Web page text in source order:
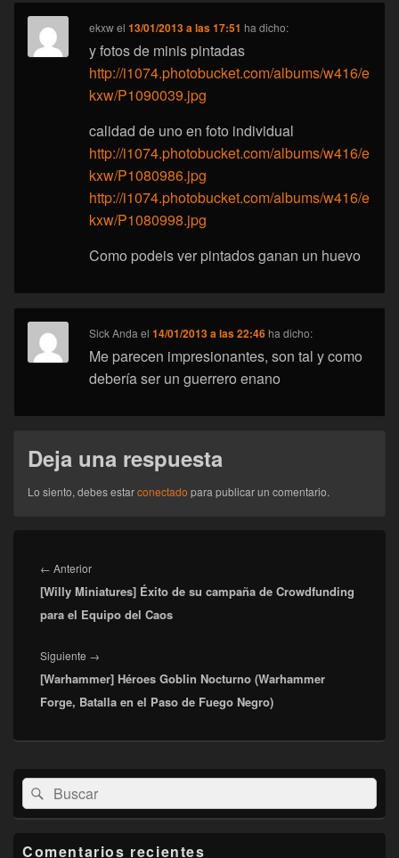
ekxwel13/01/2013 a las 17:51 ha dicho:
y fotos de minis pintadas
http://i1074.photobucket.com/albums/w416/e
kxw/P1090039.jpg
calidad de uno en foto individual
http://i1074.photobucket.com/albums/w416/e
kxw/P1080986.jpg
http://i1074.photobucket.com/albums/w416/e
kxw/P1080998.jpg
Como podeis ver pintados ganan un huevo
Sick Anda el14/01/2013 a las 22:46 ha dicho:
Me parecen impresionantes, son tal y como
debería ser un guerrero enano
Deja una respuesta
Lo siento, debes estarconectado para publicar un comentario.
de
entradas
← AnteriorEntrada
anterior:
[Willy Miniatures] Éxito de su campaña de Crowdfunding
para el Equipo del Caos
Siguiente →
siguiente:
[Warhammer] Héroes Goblin Nocturno (Warhammer
Forge, Batalla en el Paso de Fuego Negro)
El
área
de
Buscar
por:
Buscar
Comentarios recientes